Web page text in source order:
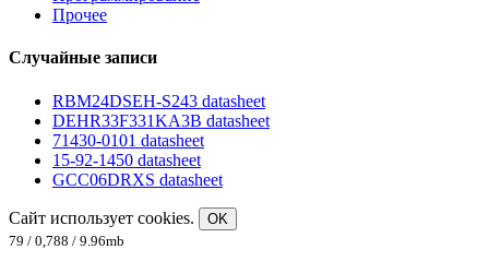
Прочее
Случайные записи
RBM24DSEH-S243 datasheet
DEHR33F331KA3B datasheet
71430-0101 datasheet
15-92-1450 datasheet
GCC06DRXS datasheet
Сайт использует cookies.
OK
79 / 0,788 / 9.96mb